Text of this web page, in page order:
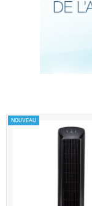
NOUVEAU